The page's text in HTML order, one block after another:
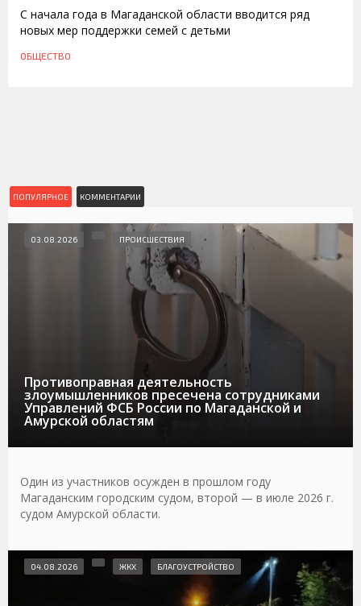
С начала года в Магаданской области вводится ряд
новых мер поддержки семей с детьми
ОБЩЕСТВО
ПОПУЛЯРНОЕ КОММЕНТАРИИ
Противоправная деятельность
злоумышленников пресечена сотрудниками
Управлений ФСБ России по Магаданской и
Амурской областям
03.08.2026 ПРОИСШЕСТВИЯ
Один из участников осужден в прошлом году
Магаданским городским судом, второй — в июле 2026 г.
судом Амурской области.
04.08.2026 ЖКХ БЛАГОУСТРОЙСТВО